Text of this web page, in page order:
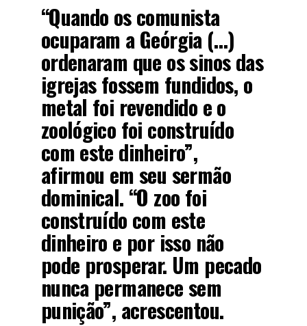
“Quando os comunista
ocuparam a Geórgia (…)
ordenaram que os sinos das
igrejas fossem fundidos, o
metal foi revendido e o
zoológico foi construído
com este dinheiro”,
afirmou em seu sermão
dominical. “O zoo foi
construído com este
dinheiro e por isso não
pode prosperar. Um pecado
nunca permanece sem
punição”, acrescentou.